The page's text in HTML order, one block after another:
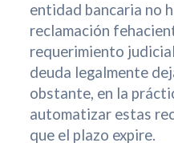
entidad bancaria no
reclamación
requerimiento
deuda legalmente
obstante, en la
automatizar estas
que el plazo expire.